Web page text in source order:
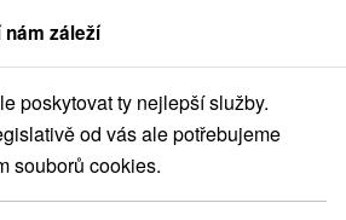
Pamätníky Ponitrie
záleží
poskytovat ty nejlepší služby.
od vás ale potřebujeme
souborů cookies.